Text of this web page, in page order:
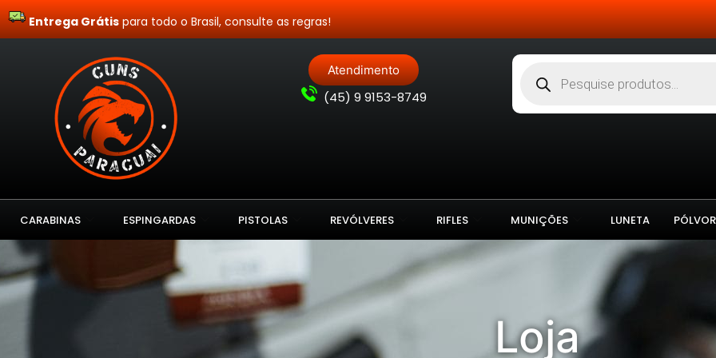
Site Blindado
Entrega Grátispara todo o Brasil, consulte as regras!
Atendimento
(45) 9 9153-8749
CARABINAS ESPINGARDAS PISTOLAS REVÓLVERES RIFLES MUNIÇÕES LUNETA
Loja